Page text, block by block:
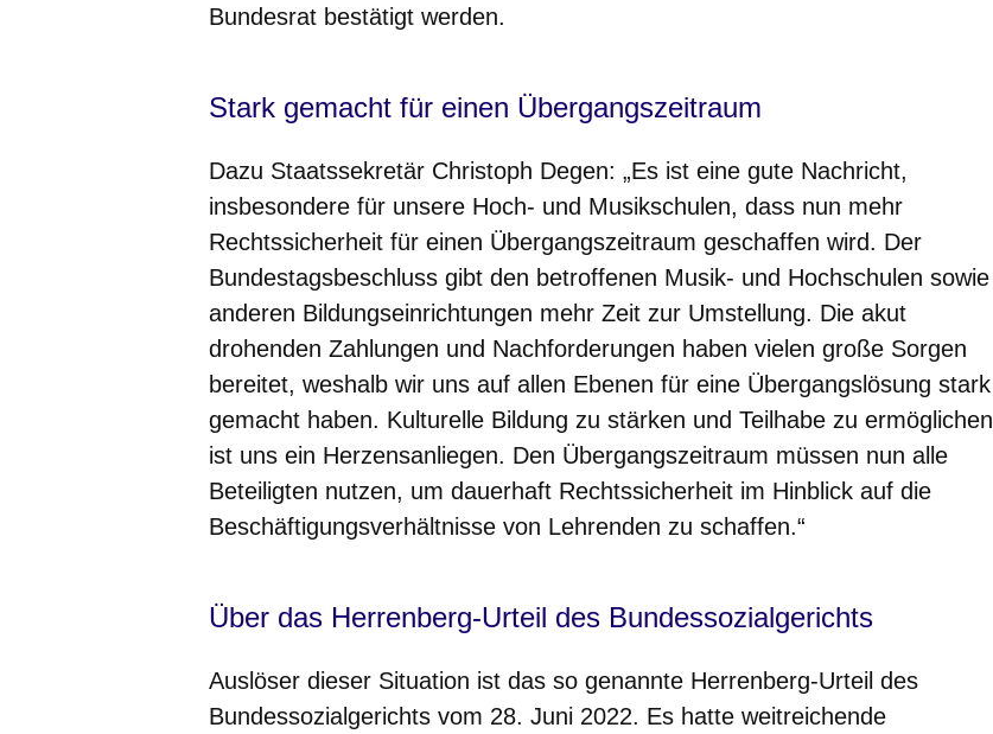
Bundesrat bestätigt werden.
Stark gemacht für einen Übergangszeitraum
Dazu Staatssekretär Christoph Degen: „Es ist eine gute Nachricht,
insbesondere für unsere Hoch- und Musikschulen, dass nun mehr
Rechtssicherheit für einen Übergangszeitraum geschaffen wird. Der
Bundestagsbeschluss gibt den betroffenen Musik- und Hochschulen sowie
anderen Bildungseinrichtungen mehr Zeit zur Umstellung. Die akut
drohenden Zahlungen und Nachforderungen haben vielen große Sorgen
bereitet, weshalb wir uns auf allen Ebenen für eine Übergangslösung stark
gemacht haben. Kulturelle Bildung zu stärken und Teilhabe zu ermöglichen
ist uns ein Herzensanliegen. Den Übergangszeitraum müssen nun alle
Beteiligten nutzen, um dauerhaft Rechtssicherheit im Hinblick auf die
Beschäftigungsverhältnisse von Lehrenden zu schaffen.“
Über das Herrenberg-Urteil des Bundessozialgerichts
Auslöser dieser Situation ist das so genannte Herrenberg-Urteil des
Bundessozialgerichts vom 28. Juni 2022. Es hatte weitreichende